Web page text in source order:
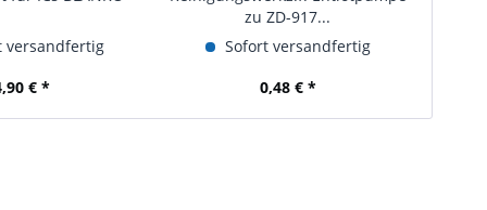
versandfertig
€ *
zu ZD-917...
Sofort versandfertig
0,48 € *